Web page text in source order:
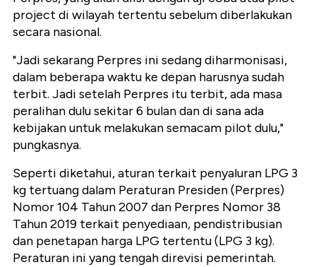
project di wilayah tertentu sebelum diberlakukan
secara nasional.
"Jadi sekarang Perpres ini sedang diharmonisasi,
dalam beberapa waktu ke depan harusnya sudah
terbit. Jadi setelah Perpres itu terbit, ada masa
peralihan dulu sekitar 6 bulan dan di sana ada
kebijakan untuk melakukan semacam pilot dulu,"
pungkasnya.
Seperti diketahui, aturan terkait penyaluran LPG 3
kg tertuang dalam Peraturan Presiden (Perpres)
Nomor 104 Tahun 2007 dan Perpres Nomor 38
Tahun 2019 terkait penyediaan, pendistribusian
dan penetapan harga LPG tertentu (LPG 3 kg).
Peraturan ini yang tengah direvisi pemerintah.